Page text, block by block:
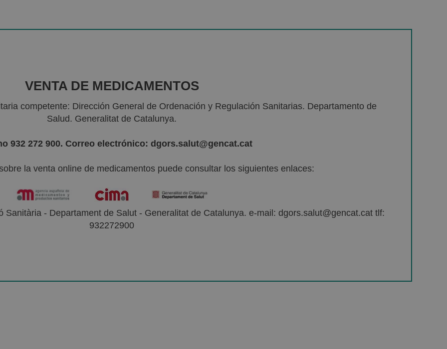
VENTA DE MEDICAMENTOS
competente: Dirección General de Ordenación y Regulación Sanitarias. Departamento de
Salud. Generalitat de Catalunya.
932 272 900. Correo electrónico: dgors.salut@gencat.cat
la venta online de medicamentos puede consultar los siguientes enlaces:
Sanitària - Departament de Salut - Generalitat de Catalunya. e-mail: dgors.salut@gencat.cat tlf:
932272900